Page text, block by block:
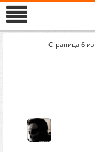
Страница 6 из